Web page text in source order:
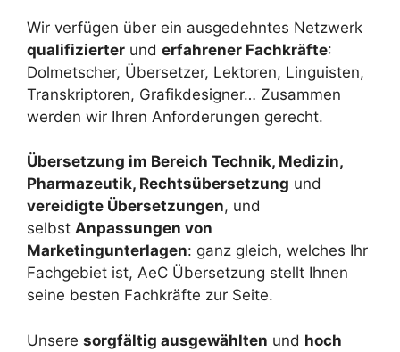
Wir verfügen über ein ausgedehntes Netzwerk
qualifizierter und erfahrener Fachkräfte:
Dolmetscher, Übersetzer, Lektoren, Linguisten,
Transkriptoren, Grafikdesigner… Zusammen
werden wir Ihren Anforderungen gerecht.
Übersetzung im Bereich Technik, Medizin,
Pharmazeutik, Rechtsübersetzung und
vereidigte Übersetzungen, und
selbst Anpassungen von
Marketingunterlagen: ganz gleich, welches Ihr
Fachgebiet ist, AeC Übersetzung stellt Ihnen
seine besten Fachkräfte zur Seite.
Unsere sorgfältig ausgewählten und hoch